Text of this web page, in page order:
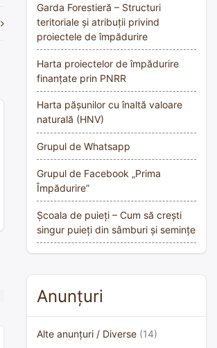
Garda Forestieră – Structuri
teritoriale și atribuții privind
proiectele de împădurire
Harta proiectelor de împădurire
finanțate prin PNRR
Harta pășunilor cu înaltă valoare
naturală (HNV)
Grupul de Whatsapp
Grupul de Facebook „Prima
Împădurire”
Școala de puieți – Cum să crești
singur puieți din sâmburi și semințe
Anunțuri
Alte anunțuri / Diverse (14)